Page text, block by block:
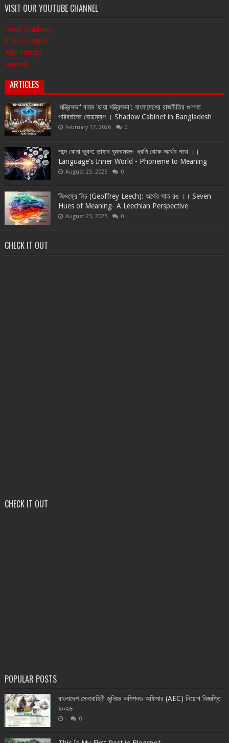
VISIT OUR YOUTUBE CHANNEL
Heart Academy
S M A HANIF
A&V Library
Heart4U
ARTICLES
'মন্ত্রিসভা' বনাম 'ছায়া মন্ত্রিসভা': বাংলাদেশের রাজনীতির গুণগত
পরিবর্তনের রোডম্যাপ । Shadow Cabinet in Bangladesh
February 17, 2026 0
শব্দে বোনা ভুবন: ভাষার অন্দরমহল- ধ্বনি থেকে অর্থের পথে ।।
Language's Inner World - Phoneme to Meaning
August 23, 2025 0
জিওফ্রে লিচ (Geoffrey Leech): অর্থের সাত রঙ ।। Seven
Hues of Meaning- A Leechian Perspective
August 23, 2025 0
CHECK IT OUT
CHECK IT OUT
POPULAR POSTS
বাংলাদেশ সেনাবাহিনী জুনিয়র কমিশনড অফিসার (AEC) নিয়োগ বিজ্ঞপ্তি
২০২৬
0